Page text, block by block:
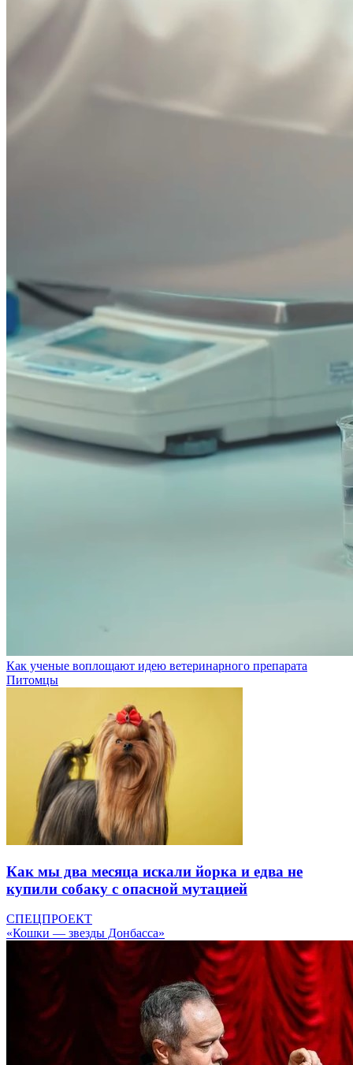
Как ученые воплощают идею ветеринарного препарата
Питомцы
Как мы два месяца искали йорка и едва не
купили собаку с опасной мутацией
СПЕЦПРОЕКТ
«Кошки — звезды Донбасса»